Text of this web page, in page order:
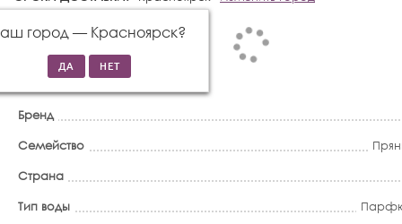
город — Красноярск?
Бренд
Семейство
Страна
Тип воды